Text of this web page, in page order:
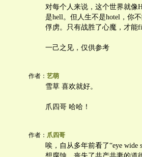
对每个人来说，这个世界就像
是hell。但人生不是hotel，你
俘虏。只有战胜了心魔，才能
一己之见，仅供参考
作者： 艺萌
雪草 喜欢就好。
爪四哥 哈哈！
作者： 爪四哥
唉，自从多年前看了“eye